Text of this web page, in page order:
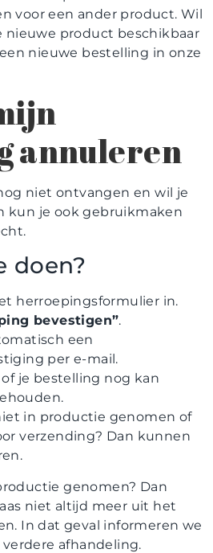
voor een ander product. Wil
nieuwe product beschikbaar
nieuwe bestelling in onze
annuleren
niet ontvangen en wil je
kun je ook gebruikmaken
doen?
herroepingsformulier in.
bevestigen”.
een
per e-mail.
je bestelling nog kan
in productie genomen of
verzending? Dan kunnen
genomen? Dan
niet altijd meer uit het
In dat geval informeren we
afhandeling.